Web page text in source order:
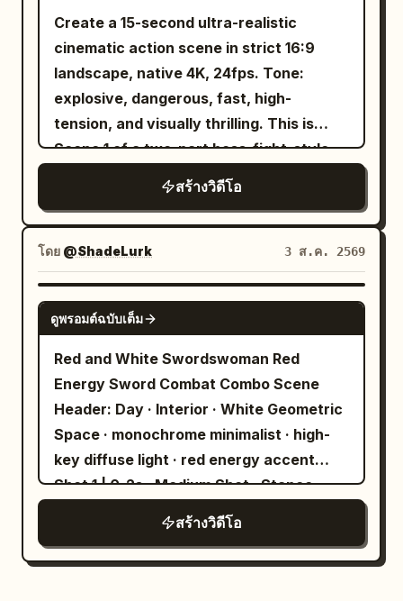
view across a grassy desert plain. A
rugged male traveler descends beneath
a huge black organic parachute shaped
like four heavy flower petals. The
canopy is stretched translucent
membrane with irregular holes, scarred
veins, and long elastic tendrils
connected to his harness. Wind deforms
it asymmetrically. His arms fight for
balance, one foot is bare, the other
wears a worn boot, and his clothing
that compresses the mountains and
graceful. 12 to 15 seconds: Shift into a
fast lateral tracking shot near ground
level as the traveler skims above shrubs,
briefly disappearing behind a bush
before reappearing. His legs bicycle in
panic, his body swings naturally under
tension, and his shadow races over
uneven ground. He touches down
awkwardly, stumbles two steps, then
smartphone exposure shifts. The
miniature city appears calm as a
miniature monorail glides across the
elevated track. Suddenly, the practical
effects director signals on the intercom.
suspended on a high-speed hydraulic
ceiling rig plunges downward, clipping a
miniature glass skyscraper. Spark
generators explode into brilliant
cascades of orange fire. The skyscraper
facade shatters, spraying lightweight
plaster dust and tiny glass shards into
the air. Dense white fog surges through
the street gaps while the monorail track
collapses. The smartphone camera
briefly struggles to focus through thick
smoke and floating ash particles, auto-
adjusting its exposure to the bright
pyrotechnic flashes. Natural production
pyrotechnic pops, shattering plaster,
Create a 15-second ultra-realistic
cinematic action scene in strict 16:9
landscape, native 4K, 24fps. Tone:
explosive, dangerous, fast, high-
tension, and visually thrilling. This is
Scene 1 of a two-part boss-fight-style
action sequence and must end on a
cliffhanger that naturally leads into
Scene 2. REFERENCE ROLES: image1 =
Pyona, the main heroine. Use image1 as
the strict reference for Pyona’s face,
facial proportions, light pastel-blue bob
hairstyle, hair color, white cloud hair
clip, blue fish hair clip, body proportions,
age impression, exact outfit, styling, and
overall recognizable identity. Preserve
her exact cropped urban-techwear
action outfit throughout: light gray
cropped hooded jacket, clearly visible
white crop-top feel underneath, black
asymmetrical utility mini-skirt / short-
bottom styling, black utility pouch or
สร้างวิดีโอ
โดย @ShadeLurk 3 ส.ค. 2569
SEEDANCE 2.0
ดูพรอมต์ฉบับเต็ม
Red and White Swordswoman Red
Energy Sword Combat Combo Scene
Header: Day · Interior · White Geometric
Space · monochrome minimalist · high-
key diffuse light · red energy accent
Shot 1 | 0-2s · Medium Shot · Stance
Visual: The Red and White
Swordswoman stands in the center of a
white geometric space. Long white hair,
สร้างวิดีโอ